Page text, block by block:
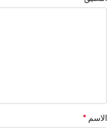
الاسم *